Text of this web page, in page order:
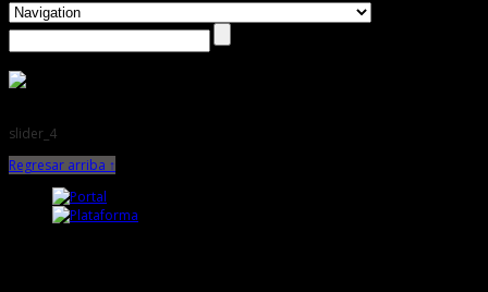
slider_4
Regresar arriba ↑